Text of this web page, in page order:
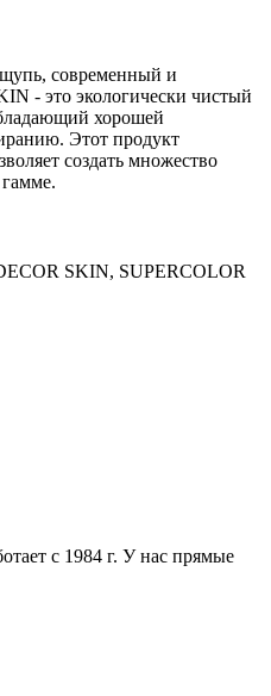
современный и
- это экологически чистый
хорошей
Этот продукт
создать множество
SKIN, SUPERCOLOR
с 1984 г. У нас прямые